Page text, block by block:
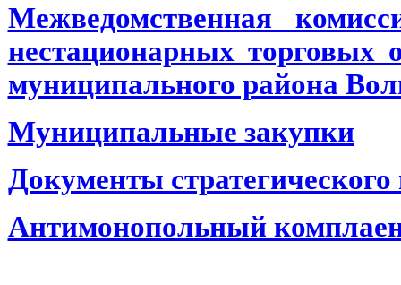
Межведомственная
нестационарных торговых
муниципального района
Муниципальные закупки
Документы
Антимонопольный